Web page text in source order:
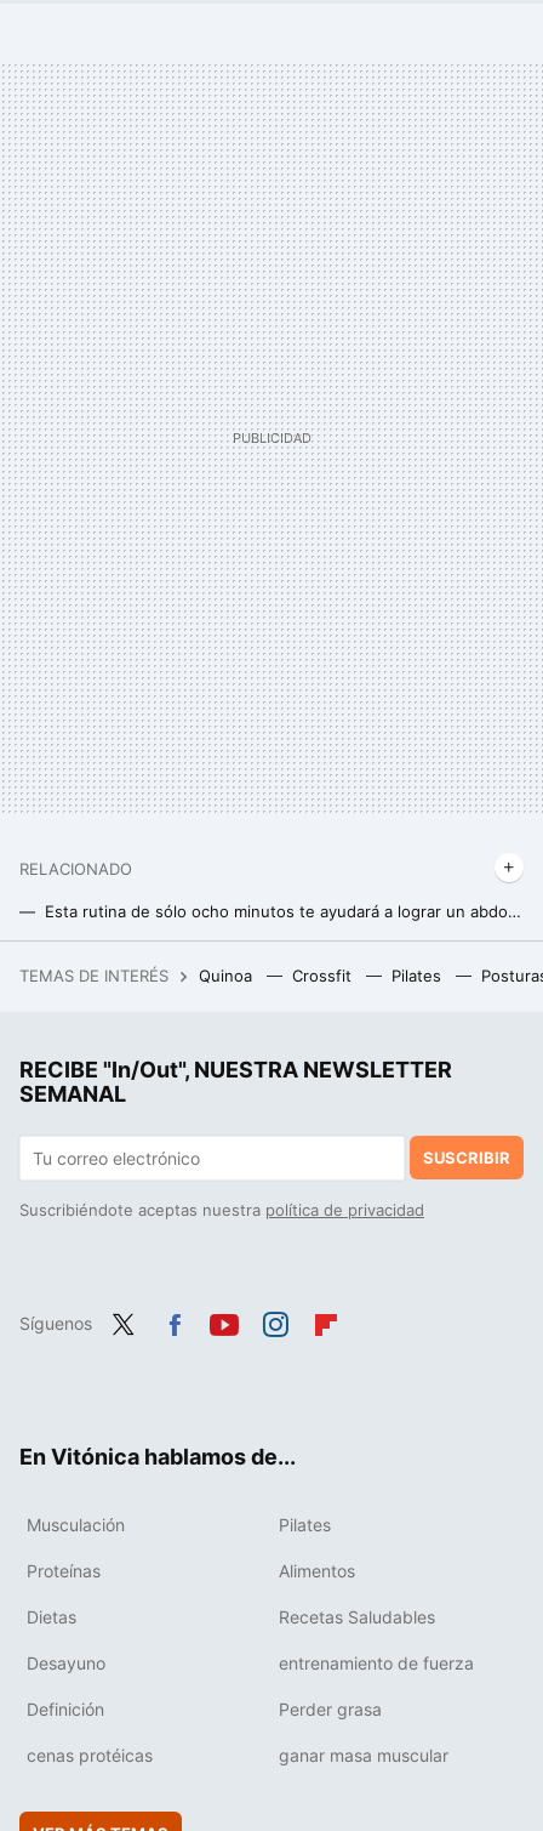
RELACIONADO
Esta rutina de sólo ocho minutos te ayudará a lograr un abdomen definido y tonificado
TEMAS DE INTERÉS Quinoa Crossfit Pilates
RECIBE "In/Out", NUESTRA NEWSLETTER
SEMANAL
SUSCRIBIR
Suscribiéndote aceptas nuestra política de privacidad
Síguenos
En Vitónica hablamos de...
Musculación Pilates
Proteínas Alimentos
Dietas Recetas Saludables
Desayuno entrenamiento de fuerza
Definición Perder grasa
cenas protéicas ganar masa muscular